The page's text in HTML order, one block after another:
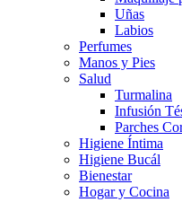
Uñas
Labios
Perfumes
Manos y Pies
Salud
Turmalina
Infusión
Parches
Higiene Íntima
Higiene Bucál
Bienestar
Hogar y Cocina